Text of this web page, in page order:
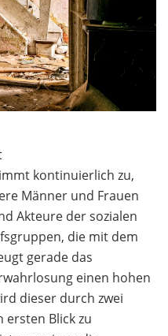
kontinuierlich zu,
Männer und Frauen
Akteure der sozialen
die mit dem
gerade das
einen hohen
dieser durch zwei
ersten Blick zu